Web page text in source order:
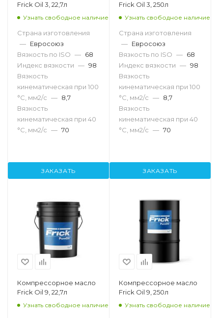
Frick Oil 3, 22,7л
Узнать свободное наличие
Страна изготовления
— Евросоюз
Вязкость по ISO — 68
Индекс вязкости — 98
Вязкость
кинематическая при 100
°С, мм2/с — 8,7
Вязкость
кинематическая при 40
°С, мм2/с — 70
ЗАКАЗАТЬ
Frick Oil 3, 250л
Узнать свободное наличие
Страна изготовления
— Евросоюз
Вязкость по ISO — 68
Индекс вязкости — 98
Вязкость
кинематическая при 100
°С, мм2/с — 8,7
Вязкость
кинематическая при 40
°С, мм2/с — 70
ЗАКАЗАТЬ
Компрессорное масло
Frick Oil 9, 22,7л
Узнать свободное наличие
Компрессорное масло
Frick Oil 9, 250л
Узнать свободное наличие